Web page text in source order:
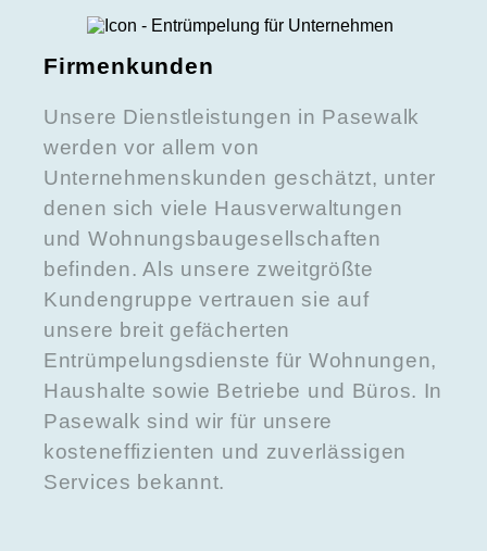
Firmenkunden
Unsere Dienstleistungen in Pasewalk
werden vor allem von
Unternehmenskunden geschätzt, unter
denen sich viele Hausverwaltungen
und Wohnungsbaugesellschaften
befinden. Als unsere zweitgrößte
Kundengruppe vertrauen sie auf
unsere breit gefächerten
Entrümpelungsdienste für Wohnungen,
Haushalte sowie Betriebe und Büros. In
Pasewalk sind wir für unsere
kosteneffizienten und zuverlässigen
Services bekannt.